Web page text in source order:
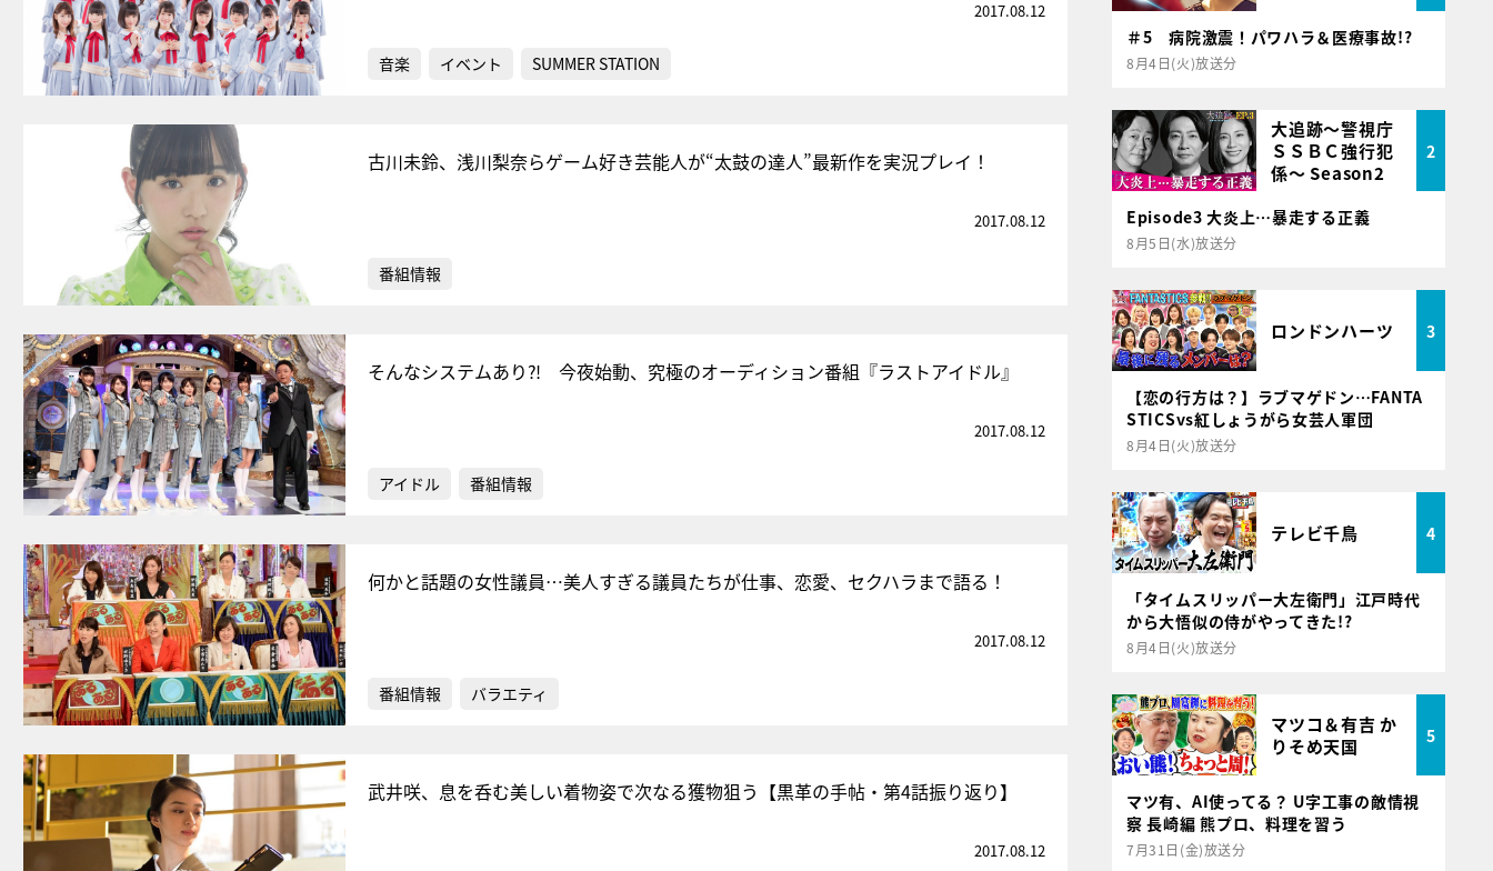
2017.08.12
音楽 イベント SUMMER STATION
古川未鈴、浅川梨奈らゲーム好き芸能人が“太鼓の達人”最新作を実況プレイ！
2017.08.12
番組情報
そんなシステムあり⁈ 今夜始動、究極のオーディション番組『ラストアイドル』
2017.08.12
アイドル 番組情報
何かと話題の女性議員…美人すぎる議員たちが仕事、恋愛、セクハラまで語る！
2017.08.12
番組情報 バラエティ
武井咲、息を呑む美しい着物姿で次なる獲物狙う【黒革の手帖・第4話振り返り】
2017.08.12
＃5 病院激震！パワハラ＆医療事故!?
8月4日(火)放送分
大追跡～警視庁
ＳＳＢＣ強行犯
係～ Season2
2
Episode3 大炎上…暴走する正義
8月5日(水)放送分
ロンドンハーツ 3
【恋の行方は？】ラブマゲドン…FANTA
STICSvs紅しょうがら女芸人軍団
8月4日(火)放送分
テレビ千鳥 4
「タイムスリッパー大左衛門」江戸時代
から大悟似の侍がやってきた!?
8月4日(火)放送分
マツコ＆有吉 か
りそめ天国
5
マツ有、AI使ってる？ U字工事の敵情視
察 長崎編 熊プロ、料理を習う
7月31日(金)放送分